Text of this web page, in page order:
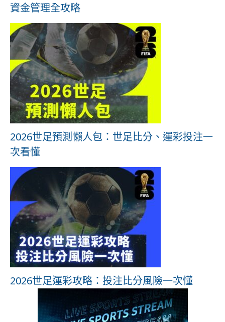
資金管理全攻略
2026世足預測懶人包：世足比分、運彩投注一
次看懂
2026世足運彩攻略：投注比分風險一次懂